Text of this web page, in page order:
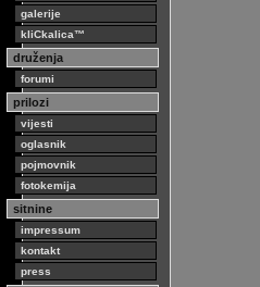
galerije
kliCkalica™
druženja
forumi
prilozi
vijesti
oglasnik
pojmovnik
fotokemija
sitnine
impressum
kontakt
press